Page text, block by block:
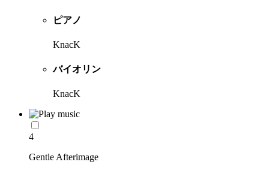
ピアノ
KnacK
バイオリン
KnacK
4
Gentle Afterimage